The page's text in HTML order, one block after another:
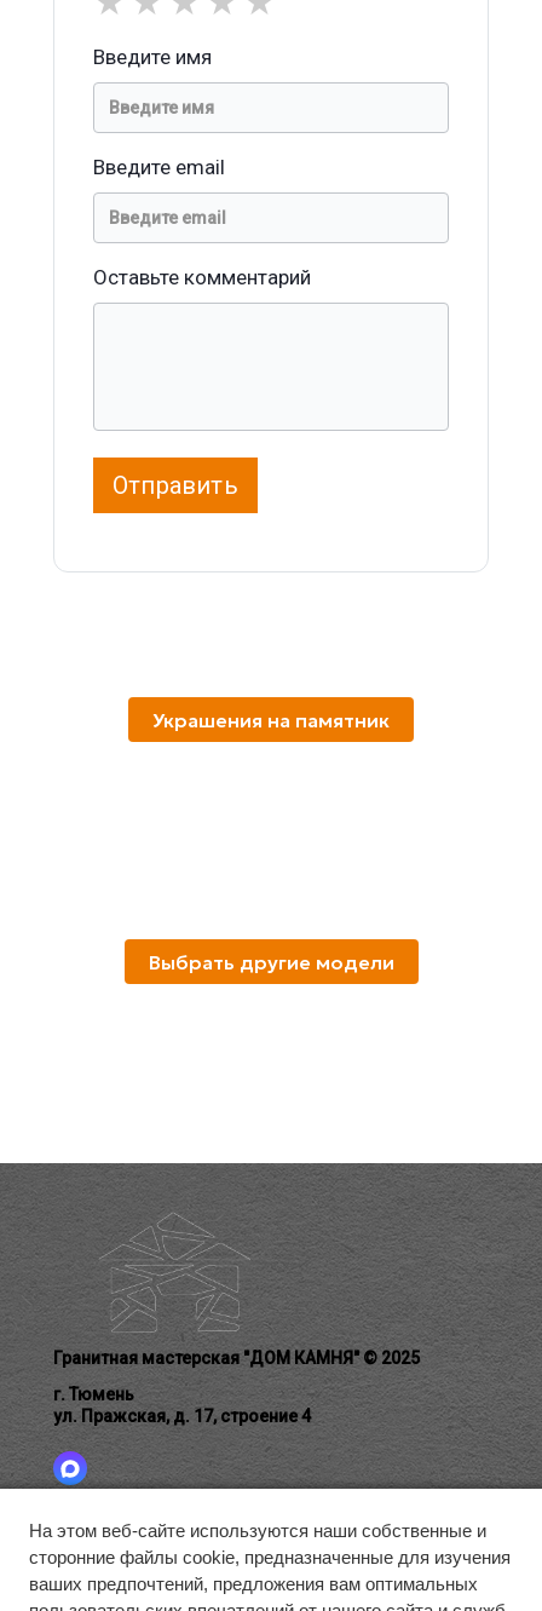
Введите имя
Введите email
Оставьте комментарий
Отправить
Украшения на памятник
Выбрать другие модели
Гранитная мастерская "ДОМ КАМНЯ" © 2025
г. Тюмень
ул. Пражская, д. 17, строение 4
ГАЛЕРЕЯ
КОНТАКТЫ
БЛАГОУСТРОЙСТВО
КАК ЗАКАЗАТЬ
ГЛАВНАЯ
О КОМПАНИИ
На этом веб-сайте используются наши собственные и
сторонние файлы cookie, предназначенные для изучения
ваших предпочтений, предложения вам оптимальных